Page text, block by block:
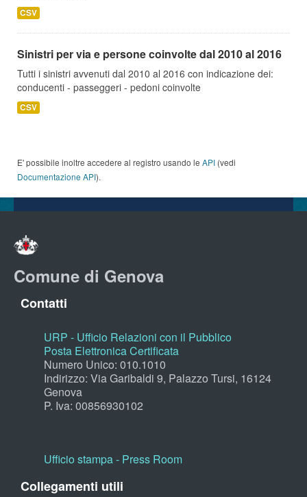
CSV
Sinistri per via e persone coinvolte dal 2010 al 2016
Tutti i sinistri avvenuti dal 2010 al 2016 con indicazione dei:
conducenti - passeggeri - pedoni coinvolte
CSV
E' possibile inoltre accedere al registro usando le API (vedi
Documentazione API).
Comune di Genova
Contatti
URP - Ufficio Relazioni con il Pubblico
Posta Elettronica Certificata
Numero Unico: 010.1010
Indirizzo: Via Garibaldi 9, Palazzo Tursi, 16124
Genova
P. Iva: 00856930102
Ufficio stampa - Press Room
Collegamenti utili